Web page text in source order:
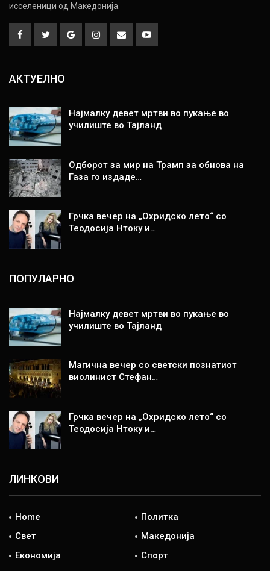
исселеници од Македонија.
АКТУЕЛНО
Најмалку девет мртви во пукање во
училиште во Тајланд
Одборот за мир на Трамп за обнова на
Газа го издаде…
Грчка вечер на „Охридско лето“ со
Теодосија Нтоку и…
ПОПУЛАРНО
Најмалку девет мртви во пукање во
училиште во Тајланд
Магична вечер со светски познатиот
виолинист Стефан…
Грчка вечер на „Охридско лето“ со
Теодосија Нтоку и…
ЛИНКОВИ
Home
Политка
Свет
Македонија
Економија
Спорт